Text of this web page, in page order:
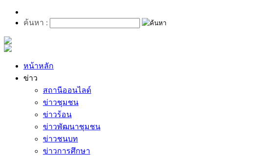
ค้นหา :
หน้าหลัก
ข่าว
สถานีออนไลด์
ข่าวชุมชน
ข่าวร้อน
ข่าวพัฒนาชุมชน
ข่าวชนบท
ข่าวการศึกษา